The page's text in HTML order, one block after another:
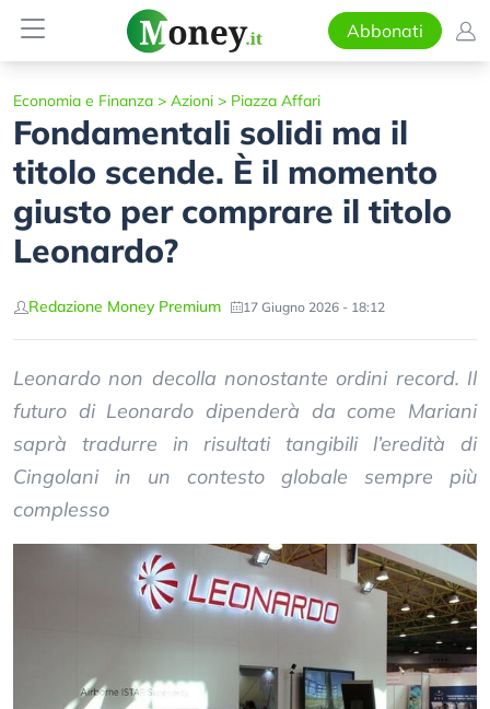
Abbonati
Economia e Finanza > Azioni > Piazza Affari
Fondamentali solidi ma il
titolo scende. È il momento
giusto per comprare il titolo
Leonardo?
Redazione Money Premium 17 Giugno 2026 - 18:12
Leonardo non decolla nonostante ordini record. Il
futuro di Leonardo dipenderà da come Mariani
saprà tradurre in risultati tangibili l’eredità di
Cingolani in un contesto globale sempre più
complesso